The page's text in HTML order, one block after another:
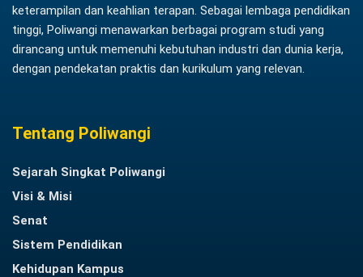
keterampilan dan keahlian terapan. Sebagai lembaga pendidikan
tinggi, Poliwangi menawarkan berbagai program studi yang
dirancang untuk memenuhi kebutuhan industri dan dunia kerja,
dengan pendekatan praktis dan kurikulum yang relevan.
Tentang Poliwangi
Sejarah Singkat Poliwangi
Visi & Misi
Senat
Sistem Pendidikan
Kehidupan Kampus